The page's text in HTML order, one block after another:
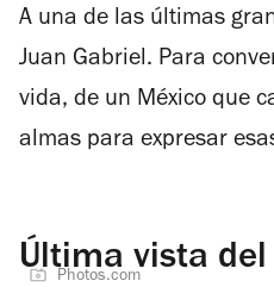
A una de las últimas
Juan Gabriel. Para
vida, de un México que
almas para expresar
Última vista
Photos.com